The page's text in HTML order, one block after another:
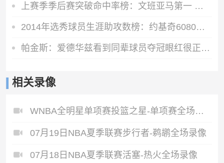
上赛季季后赛突破命中率榜：文班亚马第一 莫布里第二
2014年选秀球员生涯助攻数榜：约基奇6080次断层领先
帕金斯：爱德华兹看到同辈球员夺冠眼红很正常 他想斩获更多荣誉
相关录像
WNBA全明星单项赛投篮之星-单项赛全场录像
07月19日NBA夏季联赛步行者-鹈鹕全场录像
07月18日NBA夏季联赛活塞-热火全场录像